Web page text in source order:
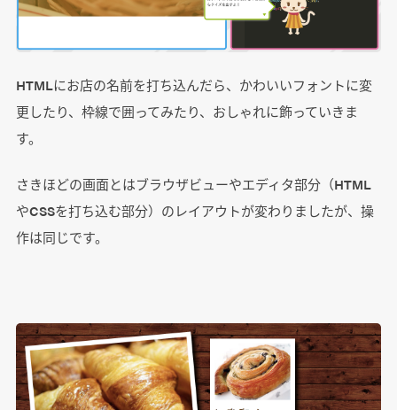
HTMLにお店の名前を打ち込んだら、かわいいフォントに変
更したり、枠線で囲ってみたり、おしゃれに飾っていきま
す。
さきほどの画面とはブラウザビューやエディタ部分（HTML
やCSSを打ち込む部分）のレイアウトが変わりましたが、操
作は同じです。